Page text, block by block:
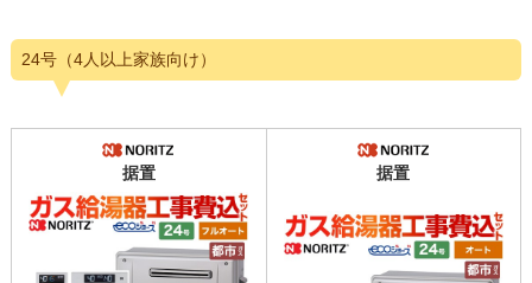
24号（4人以上家族向け）
据置 据置